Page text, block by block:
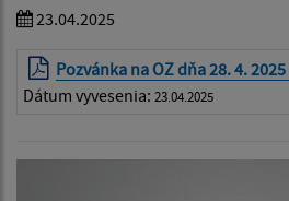
23.04.2025
Pozvánka na OZ dňa 28. 4. 2025
Dátum vyvesenia: 23.04.2025